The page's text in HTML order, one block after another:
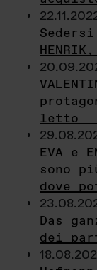
Sedersi
letto
EVA e
sono
dove
Das
dei